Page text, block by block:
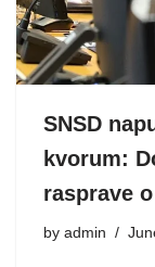
SNSD
kvorum:
rasprave
by admin